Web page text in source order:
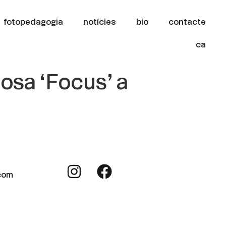
fotopedagogia notícies bio contacte
ca
‘Focus’ a